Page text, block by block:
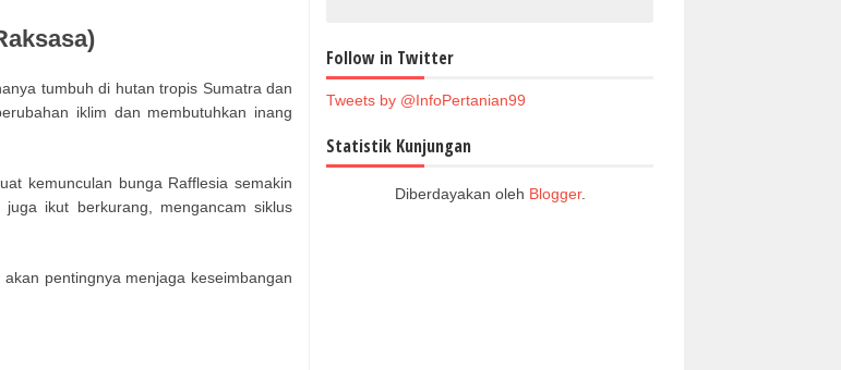
tumbuh di hutan tropis Sumatra dan
iklim dan membutuhkan inang
kemunculan bunga Rafflesia semakin
ikut berkurang, mengancam siklus
pentingnya menjaga keseimbangan
Follow in Twitter
Tweets by @InfoPertanian99
Statistik Kunjungan
Diberdayakan oleh Blogger.